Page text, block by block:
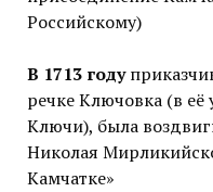
Российскому)
В 1713 году
речке Ключовка (в её
Ключи), была
Николая
Камчатке»